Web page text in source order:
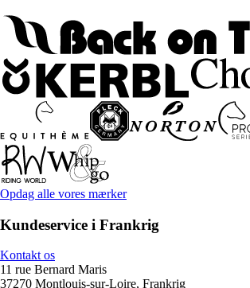
Opdag alle vores mærker
Kundeservice i Frankrig
Kontakt os
11 rue Bernard Maris
37270 Montlouis-sur-Loire, Frankrig